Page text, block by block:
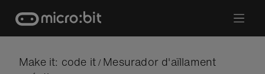
content
Make it: code it / Mesurador d'aïllament